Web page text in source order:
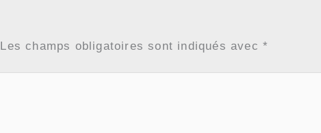
Les champs obligatoires sont indiqués avec*